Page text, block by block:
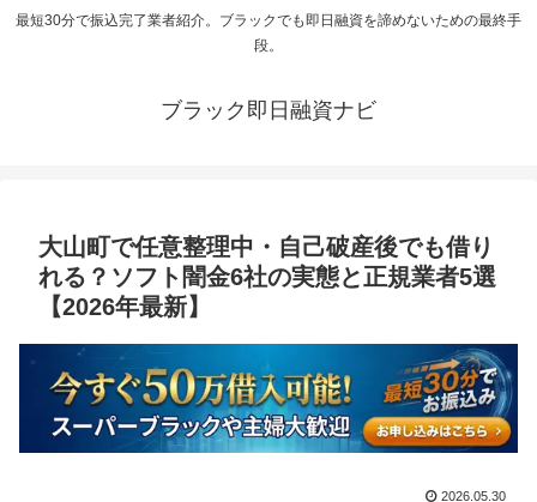
最短30分で振込完了業者紹介。ブラックでも即日融資を諦めないための最終手
段。
ブラック即日融資ナビ
大山町で任意整理中・自己破産後でも借り
れる？ソフト闇金6社の実態と正規業者5選
【2026年最新】
2026.05.30